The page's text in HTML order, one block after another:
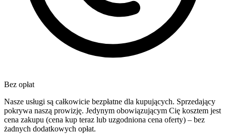
Bez opłat
Nasze usługi są całkowicie bezpłatne dla kupujących. Sprzedający
pokrywa naszą prowizję. Jedynym obowiązującym Cię kosztem jest
cena zakupu (cena kup teraz lub uzgodniona cena oferty) – bez
żadnych dodatkowych opłat.